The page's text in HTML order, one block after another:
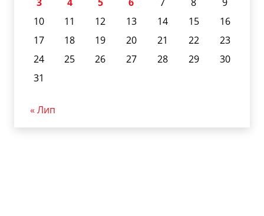
10
11 12 13 14 15
16
17
18 19 20 21 22
23
24
25 26 27 28 29
30
31
« Лип